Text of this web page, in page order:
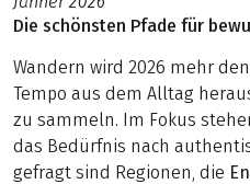
Die schönsten Pfade für
Wandern wird 2026 mehr
Tempo aus dem Alltag
zu sammeln. Im Fokus
das Bedürfnis nach
gefragt sind Regionen, die